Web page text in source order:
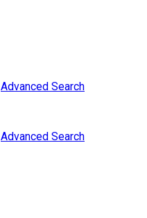
Advanced Search
Advanced Search